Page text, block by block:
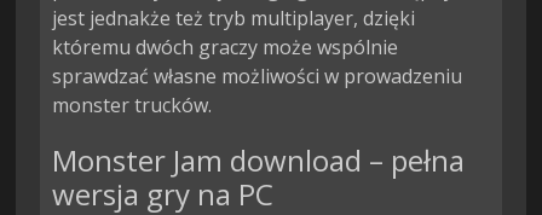
jest jednakże też tryb multiplayer, dzięki
któremu dwóch graczy może wspólnie
sprawdzać własne możliwości w prowadzeniu
monster trucków.
Monster Jam download – pełna
wersja gry na PC